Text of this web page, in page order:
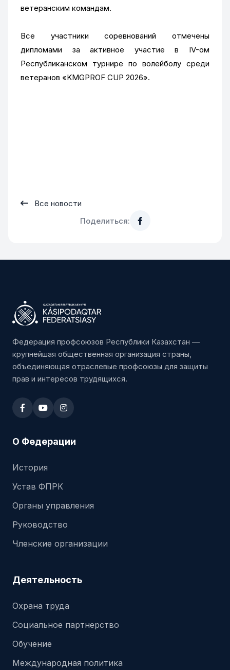
ветеранским командам.
Все участники соревнований отмечены
дипломами за активное участие в IV-ом
Республиканском турнире по волейболу среди
ветеранов «KMGPROF CUP 2026».
Все новости
Поделиться:
Федерация профсоюзов Республики Казахстан —
крупнейшая общественная организация страны,
объединяющая отраслевые профсоюзы для защиты
прав и интересов трудящихся.
О Федерации
История
Устав ФПРК
Органы управления
Руководство
Членские организации
Деятельность
Охрана труда
Социальное партнерство
Обучение
Международная политика